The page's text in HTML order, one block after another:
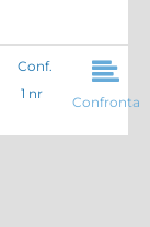
Conf.
1 nr
Confronta